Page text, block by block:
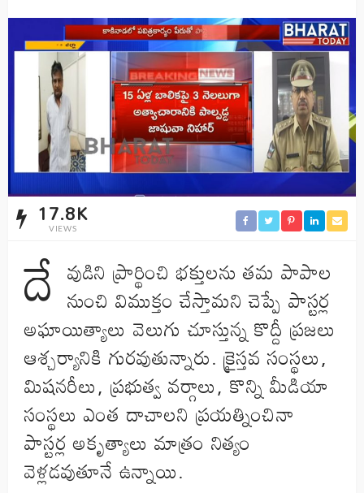
17.8K
VIEWS
దే వుడిని ప్రార్థించి భక్తులను తమ పాపాల
నుంచి విముక్తం చేస్తామని చెప్పే పాస్టర్ల
అఘాయిత్యాలు వెలుగు చూస్తున్న కొద్దీ ప్రజలు
ఆశ్చర్యానికి గురవుతున్నారు. క్రైస్తవ సంస్థలు,
మిషనరీలు, ప్రభుత్వ వర్గాలు, కొన్ని మీడియా
సంస్థలు ఎంత దాచాలని ప్రయత్నించినా
పాస్టర్ల అకృత్యాలు మాత్రం నిత్యం
వెళ్లడవుతూనే ఉన్నాయి.